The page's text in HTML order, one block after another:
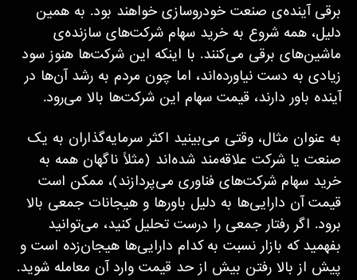
برقی آینده‌ی صنعت خودروسازی خواهند بود. به همین
دلیل، همه شروع به خرید سهام شرکت‌های سازنده‌ی
ماشین‌های برقی می‌کنند. با اینکه این شرکت‌ها هنوز سود
زیادی به دست نیاورده‌اند، اما چون مردم به رشد آن‌ها در
آینده باور دارند، قیمت سهام این شرکت‌ها بالا می‌رود.
به عنوان مثال، وقتی می‌بینید اکثر سرمایه‌گذاران به یک
صنعت یا شرکت علاقه‌مند شده‌اند (مثلاً ناگهان همه به
خرید سهام شرکت‌های فناوری می‌پردازند)، ممکن است
قیمت آن دارایی‌ها به دلیل باورها و هیجانات جمعی بالا
برود. اگر رفتار جمعی را درست تحلیل کنید، می‌توانید
بفهمید که بازار نسبت به کدام دارایی‌ها هیجان‌زده است و
پیش از بالا رفتن بیش از حد قیمت وارد آن معامله شوید.